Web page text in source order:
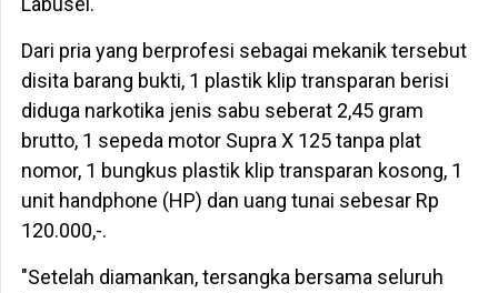
Dari pria yang berprofesi sebagai mekanik tersebut
disita barang bukti, 1 plastik klip transparan berisi
diduga narkotika jenis sabu seberat 2,45 gram
brutto, 1 sepeda motor Supra X 125 tanpa plat
nomor, 1 bungkus plastik klip transparan kosong, 1
unit handphone (HP) dan uang tunai sebesar Rp
120.000,-.
"Setelah diamankan, tersangka bersama seluruh